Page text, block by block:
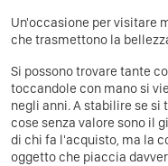
Un'occasione per visitare
che trasmettono la
Si possono trovare tante
toccandole con mano si
negli anni. A stabilire se
cose senza valore sono il
di chi fa l'acquisto, ma la
oggetto che piaccia